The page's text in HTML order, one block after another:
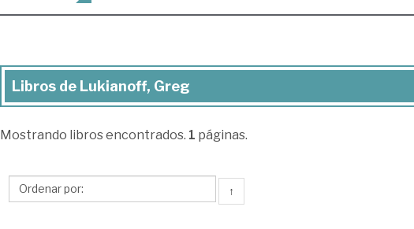
Libros
Lukianoff,
Libros de Lukianoff, Greg
Mostrando libros encontrados. 1 páginas.
↑